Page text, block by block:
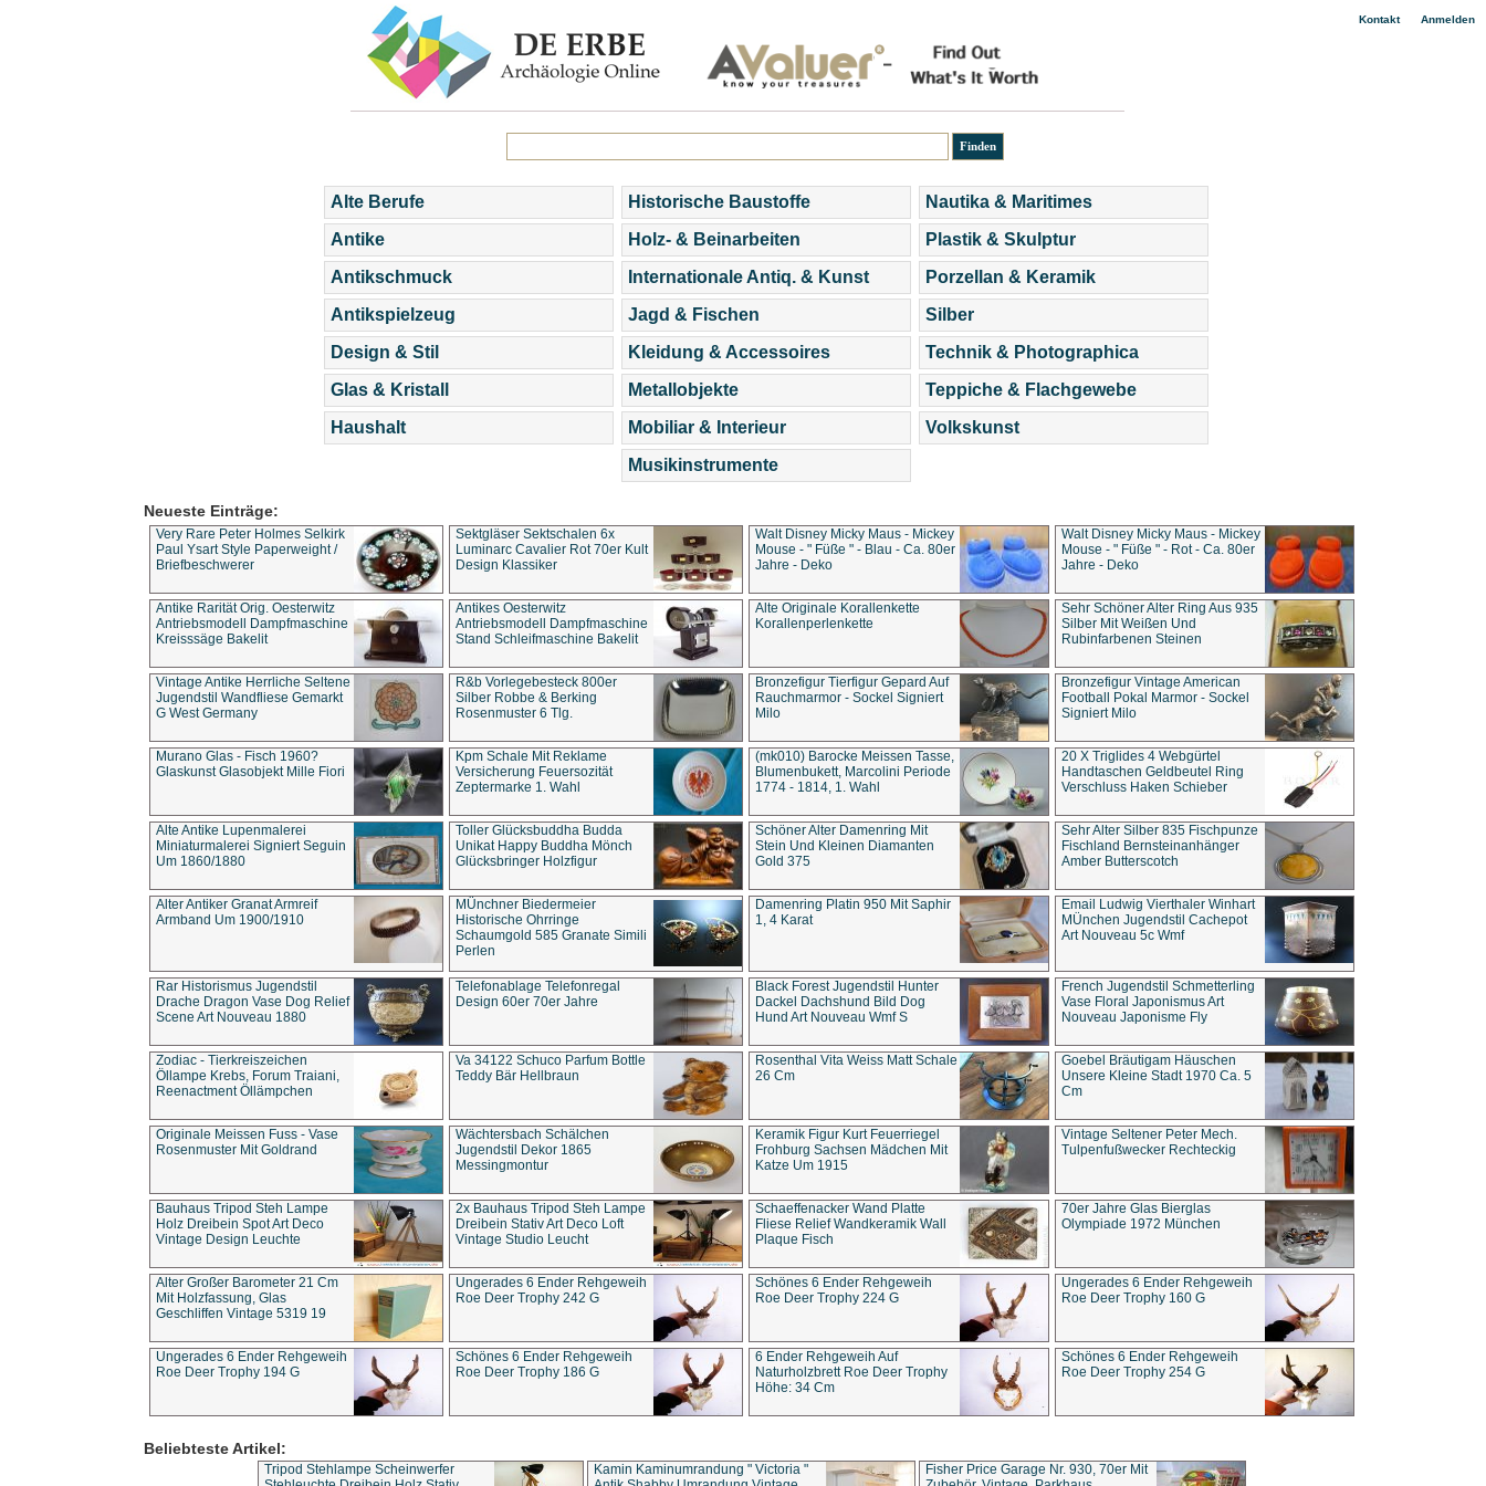
Kontakt| Anmelden
Alte Berufe
Antike
Antikschmuck
Antikspielzeug
Design & Stil
Glas & Kristall
Haushalt
Historische Baustoffe
Holz- & Beinarbeiten
Internationale Antiq. & Kunst
Jagd & Fischen
Kleidung & Accessoires
Metallobjekte
Mobiliar & Interieur
Musikinstrumente
Nautika & Maritimes
Plastik & Skulptur
Porzellan & Keramik
Silber
Technik & Photographica
Teppiche & Flachgewebe
Volkskunst
Neueste Einträge:
Very Rare Peter Holmes Selkirk
Paul Ysart Style Paperweight /
Briefbeschwerer
Sektgläser Sektschalen 6x
Luminarc Cavalier Rot 70er Kult
Design Klassiker
Walt Disney Micky Maus - Mickey
Mouse - " Füße " - Blau - Ca. 80er
Jahre - Deko
Walt Disney Micky Maus - Mickey
Mouse - " Füße " - Rot - Ca. 80er
Jahre - Deko
Antike Rarität Orig. Oesterwitz
Antriebsmodell Dampfmaschine
Kreisssäge Bakelit
Antikes Oesterwitz
Antriebsmodell Dampfmaschine
Stand Schleifmaschine Bakelit
Alte Originale Korallenkette
Korallenperlenkette
Sehr Schöner Alter Ring Aus 935
Silber Mit Weißen Und
Rubinfarbenen Steinen
Vintage Antike Herrliche Seltene
Jugendstil Wandfliese Gemarkt
G West Germany
R&b Vorlegebesteck 800er
Silber Robbe & Berking
Rosenmuster 6 Tlg.
Bronzefigur Tierfigur Gepard Auf
Rauchmarmor - Sockel Signiert
Milo
Bronzefigur Vintage American
Football Pokal Marmor - Sockel
Signiert Milo
Murano Glas - Fisch 1960?
Glaskunst Glasobjekt Mille Fiori
Kpm Schale Mit Reklame
Versicherung Feuersozität
Zeptermarke 1. Wahl
(mk010) Barocke Meissen Tasse,
Blumenbukett, Marcolini Periode
1774 - 1814, 1. Wahl
20 X Triglides 4 Webgürtel
Handtaschen Geldbeutel Ring
Verschluss Haken Schieber
Alte Antike Lupenmalerei
Miniaturmalerei Signiert Seguin
Um 1860/1880
Toller Glücksbuddha Budda
Unikat Happy Buddha Mönch
Glücksbringer Holzfigur
Schöner Alter Damenring Mit
Stein Und Kleinen Diamanten
Gold 375
Sehr Alter Silber 835 Fischpunze
Fischland Bernsteinanhänger
Amber Butterscotch
Alter Antiker Granat Armreif
Armband Um 1900/1910
MÜnchner Biedermeier
Historische Ohrringe
Schaumgold 585 Granate Simili
Perlen
Damenring Platin 950 Mit Saphir
1, 4 Karat
Email Ludwig Vierthaler Winhart
MÜnchen Jugendstil Cachepot
Art Nouveau 5c Wmf
Rar Historismus Jugendstil
Drache Dragon Vase Dog Relief
Scene Art Nouveau 1880
Telefonablage Telefonregal
Design 60er 70er Jahre
Black Forest Jugendstil Hunter
Dackel Dachshund Bild Dog
Hund Art Nouveau Wmf S
French Jugendstil Schmetterling
Vase Floral Japonismus Art
Nouveau Japonisme Fly
Zodiac - Tierkreiszeichen
Öllampe Krebs, Forum Traiani,
Reenactment Öllämpchen
Va 34122 Schuco Parfum Bottle
Teddy Bär Hellbraun
Rosenthal Vita Weiss Matt Schale
26 Cm
Goebel Bräutigam Häuschen
Unsere Kleine Stadt 1970 Ca. 5
Cm
Originale Meissen Fuss - Vase
Rosenmuster Mit Goldrand
Wächtersbach Schälchen
Jugendstil Dekor 1865
Messingmontur
Keramik Figur Kurt Feuerriegel
Frohburg Sachsen Mädchen Mit
Katze Um 1915
Vintage Seltener Peter Mech.
Tulpenfußwecker Rechteckig
Bauhaus Tripod Steh Lampe
Holz Dreibein Spot Art Deco
Vintage Design Leuchte
2x Bauhaus Tripod Steh Lampe
Dreibein Stativ Art Deco Loft
Vintage Studio Leucht
Schaeffenacker Wand Platte
Fliese Relief Wandkeramik Wall
Plaque Fisch
70er Jahre Glas Bierglas
Olympiade 1972 München
Alter Großer Barometer 21 Cm
Mit Holzfassung, Glas
Geschliffen Vintage 5319 19
Ungerades 6 Ender Rehgeweih
Roe Deer Trophy 242 G
Schönes 6 Ender Rehgeweih
Roe Deer Trophy 224 G
Ungerades 6 Ender Rehgeweih
Roe Deer Trophy 160 G
Ungerades 6 Ender Rehgeweih
Roe Deer Trophy 194 G
Schönes 6 Ender Rehgeweih
Roe Deer Trophy 186 G
6 Ender Rehgeweih Auf
Naturholzbrett Roe Deer Trophy
Höhe: 34 Cm
Schönes 6 Ender Rehgeweih
Roe Deer Trophy 254 G
Beliebteste Artikel:
Tripod Stehlampe Scheinwerfer
Kamin Kaminumrandung " Victoria "
Fisher Price Garage Nr. 930, 70er Mit